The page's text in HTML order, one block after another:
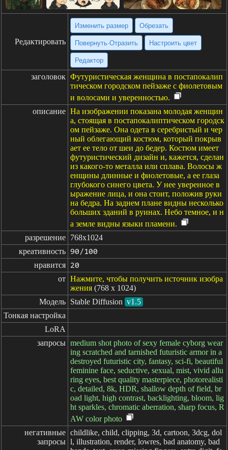
Редактировать
Изменить размер Обрезать
Повернуть·Отразить Настроить цвет
Редактор
заголовок Футуристическая женщина в постапокалип
тическом городском пейзаже с фиолетовым
и волосами и уверенностью.
описание На изображении показана молодая женщин
а, стоящая в постапокалиптическом городск
ом пейзаже. Она одета в серебристый и чер
ный облегающий костюм, который покрыв
ает ее тело от шеи до бедер. Костюм имеет
футуристический дизайн и, кажется, сделан
из какого-то металла или сплава. Волосы ж
енщины длинные и фиолетовые, а ее глаза
глубокого синего цвета. У нее уверенное в
ыражение лица, и она стоит, положив руки
на бедра. На заднем плане видны несколько
больших зданий в руинах. Небо темное, и н
а земле видны языки пламени.
разрешение 768x1024
креативность 90/100
нравится 20
от Нажмите, чтобы получить источник изобра
жения (768 x 1024)
Модель Stable Diffusion v1.5
Тонкая настройка
LoRA
запросы medium shot photo of sexy female cyborg wear
ing scratched and tarnished futuristic armor in a
destroyed futuristic city, fantasy, sci-fi, beautiful
feminine face, seductive, sexual, mist, vivid allu
ring eyes, best quality masterpiece, photorealisti
c, detailed, 8k, HDR, shallow depth of field, br
oad light, high contrast, backlighting, bloom, lig
ht sparkles, chromatic aberration, sharp focus, R
AW color photo
негативные
запросы
childlike, child, clipping, 3d, cartoon, 3dcg, dol
l, illustration, render, lowres, bad anatomy, bad